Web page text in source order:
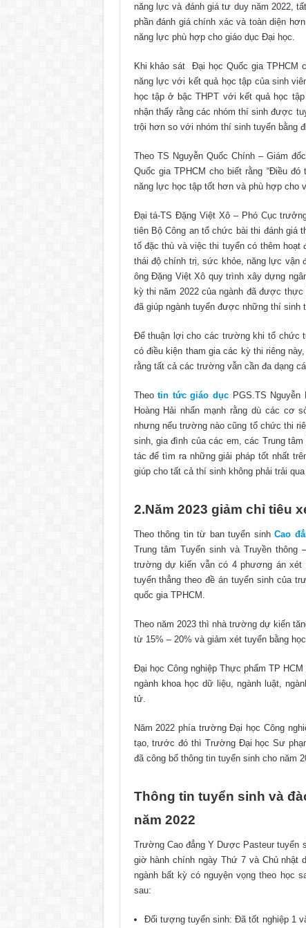
năng lực và đánh giá tư duy năm 2022,
phần đánh giá chính xác và toàn diện
năng lực phù hợp cho giáo dục Đại học.
Khi khảo sát Đại học Quốc gia TPHCM
năng lực với kết quả học tập của sinh
học tập ở bậc THPT với kết quả học
nhận thấy rằng các nhóm thí sinh được
trội hơn so với nhóm thí sinh tuyển bằng
Theo TS Nguyễn Quốc Chính – Giám
Quốc gia TPHCM cho biết rằng “Điều
năng lực học tập tốt hơn và phù hợp cho
Đại tá-TS Đặng Việt Xô – Phó Cục
tiên Bộ Công an tổ chức bài thi đánh
tố đặc thù và việc thi tuyển có thêm
thái độ chính trị, sức khỏe, năng lực vận
ông Đặng Việt Xô quy trình xây dựng
kỳ thi năm 2022 của ngành đã được
đã giúp ngành tuyển được những thí sinh
Để thuận lợi cho các trường khi tổ chức
có điều kiện tham gia các kỳ thi riêng
rằng tất cả các trường vẫn cần đa dạng
Theotin tức giáo dục PGS.TS
Hoàng Hải nhấn mạnh rằng dù các cơ
nhưng nếu trường nào cũng tổ chức thi
sinh, gia đình của các em, các Trung
tác để tìm ra những giải pháp tốt nhất
giúp cho tất cả thí sinh không phải trải qua
2.Năm 2023 giảm chỉ tiêu
Theo thông tin từ ban tuyển sinh Cao
Trung tâm Tuyển sinh và Truyền
trường dự kiến vẫn có 4 phương án xét
tuyển thẳng theo đề án tuyển sinh của
quốc gia TPHCM.
Theo năm 2023 thì nhà trường dự kiến
từ 15% – 20% và giảm xét tuyển bằng
Đại học Công nghiệp Thực phẩm TP
ngành khoa học dữ liệu, ngành luật,
tử.
Năm 2022 phía trường Đại học Công
tạo, trước đó thì Trường Đại học Sư
đã công bố thông tin tuyển sinh cho năm
Thông tin tuyển sinh và
năm 2022
Trường Cao đẳng Y Dược Pasteur tuyển
giờ hành chính ngày Thứ 7 và Chủ nhật
ngành bất kỳ có nguyện vọng theo học
sau:
Đối tượng tuyển sinh: Đã tốt nghiệp 1